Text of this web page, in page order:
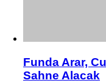
Funda Arar,
Sahne Alacak